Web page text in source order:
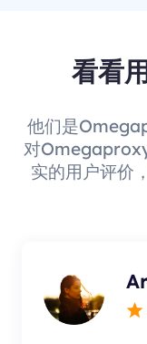
看看
他们是
对
实的用户评价